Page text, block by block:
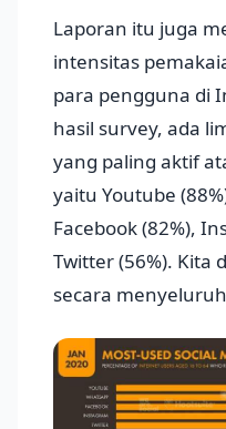
Laporan itu juga
intensitas
para pengguna di
hasil survey, ada
yang paling aktif
yaitu Youtube
Facebook (82%),
Twitter (56%). Kita
secara